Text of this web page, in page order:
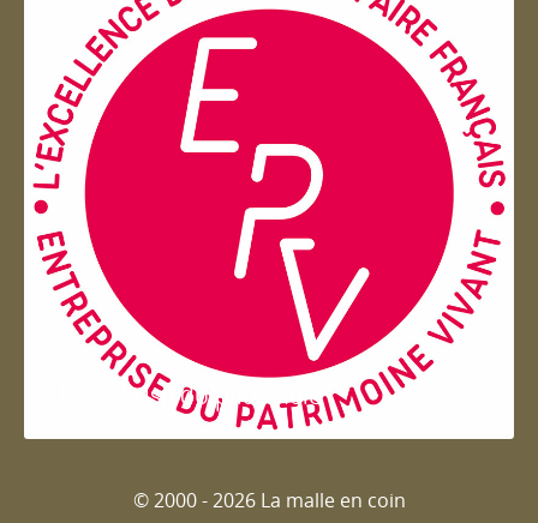
Entreprise du patrimoie
© 2000 - 2026 La malle en coin